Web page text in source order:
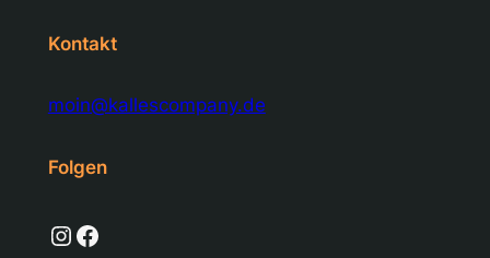
Kontakt
moin@kallescompany.de
Folgen
Instagram Facebook